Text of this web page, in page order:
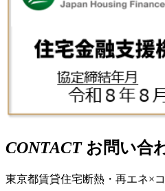
CONTACT お問い合
東京都賃貸住宅断熱・再エネ×